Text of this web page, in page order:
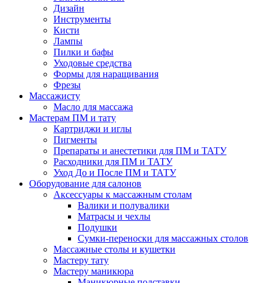
Дизайн
Инструменты
Кисти
Лампы
Пилки и бафы
Уходовые средства
Формы для наращивания
Фрезы
Массажисту
Масло для массажа
Мастерам ПМ и тату
Картриджи и иглы
Пигменты
Препараты и анестетики для ПМ и ТАТУ
Расходники для ПМ и ТАТУ
Уход До и После ПМ и ТАТУ
Оборудование для салонов
Аксессуары к массажным столам
Валики и полувалики
Матрасы и чехлы
Подушки
Сумки-переноски для массажных столов
Массажные столы и кушетки
Мастеру тату
Мастеру маникюра